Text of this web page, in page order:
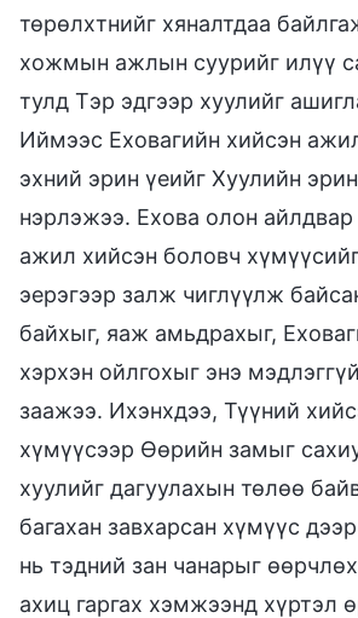
төрөлхтнийг хяналтдаа
хожмын ажлын суурийг илүү
тулд Тэр эдгээр хуулийг
Иймээс Еховагийн хийсэн
эхний эрин үеийг Хуулийн
нэрлэжээ. Ехова олон
ажил хийсэн боловч
эерэгээр залж чиглүүлж
байхыг, яаж амьдрахыг,
хэрхэн ойлгохыг энэ
заажээ. Ихэнхдээ, Түүний
хүмүүсээр Өөрийн замыг
хуулийг дагуулахын төлөө
багахан завхарсан хүмүүс
нь тэдний зан чанарыг
ахиц гаргах хэмжээнд хүртэл